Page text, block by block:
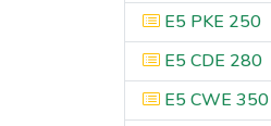
E5 PKE 250
E5 CDE 280
E5 CWE 350